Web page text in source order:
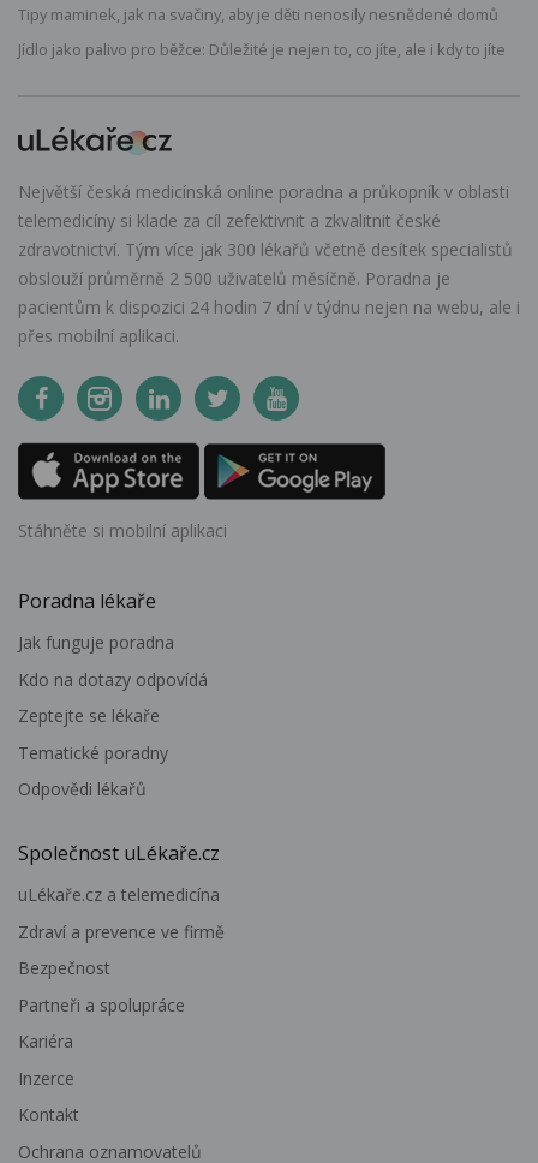
Tipy maminek, jak na svačiny, aby je děti nenosily nesnědené domů
Jídlo jako palivo pro běžce: Důležité je nejen to, co jíte, ale i kdy to jíte
Největší česká medicínská online poradna a průkopník v oblasti
telemedicíny si klade za cíl zefektivnit a zkvalitnit české
zdravotnictví. Tým více jak 300 lékařů včetně desítek specialistů
obslouží průměrně 2 500 uživatelů měsíčně. Poradna je
pacientům k dispozici 24 hodin 7 dní v týdnu nejen na webu, ale i
přes mobilní aplikaci.
Stáhněte si mobilní aplikaci
Poradna lékaře
Jak funguje poradna
Kdo na dotazy odpovídá
Zeptejte se lékaře
Tematické poradny
Odpovědi lékařů
Společnost uLékaře.cz
uLékaře.cz a telemedicína
Zdraví a prevence ve firmě
Bezpečnost
Partneři a spolupráce
Kariéra
Inzerce
Kontakt
Ochrana oznamovatelů